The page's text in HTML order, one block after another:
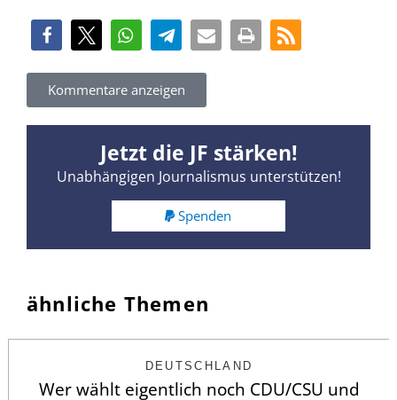
Kommentare anzeigen
Jetzt die JF stärken!
Unabhängigen Journalismus unterstützen!
Spenden
ähnliche Themen
DEUTSCHLAND
Wer wählt eigentlich noch CDU/CSU und